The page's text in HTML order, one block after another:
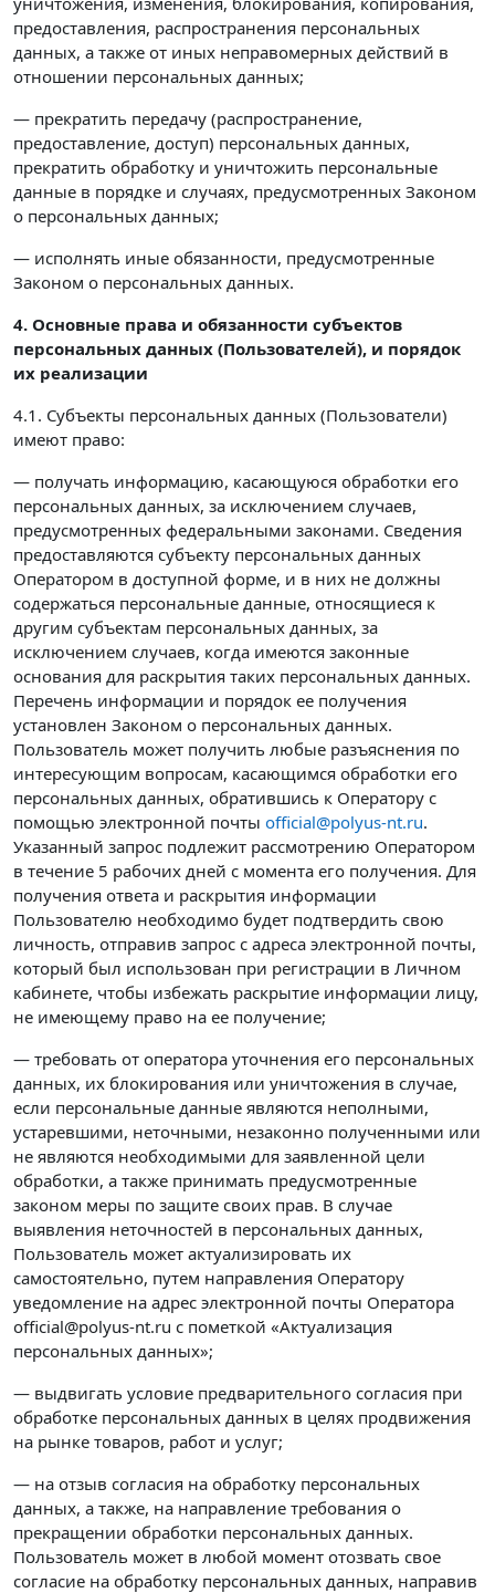
предоставления, распространения персональных
данных, а также от иных неправомерных действий в
отношении персональных данных;
— прекратить передачу (распространение,
предоставление, доступ) персональных данных,
прекратить обработку и уничтожить персональные
данные в порядке и случаях, предусмотренных Законом
о персональных данных;
— исполнять иные обязанности, предусмотренные
Законом о персональных данных.
4. Основные права и обязанности субъектов
персональных данных (Пользователей), и порядок
их реализации
4.1. Субъекты персональных данных (Пользователи)
имеют право:
— получать информацию, касающуюся обработки его
персональных данных, за исключением случаев,
предусмотренных федеральными законами. Сведения
предоставляются субъекту персональных данных
Оператором в доступной форме, и в них не должны
содержаться персональные данные, относящиеся к
другим субъектам персональных данных, за
исключением случаев, когда имеются законные
основания для раскрытия таких персональных данных.
Перечень информации и порядок ее получения
установлен Законом о персональных данных.
Пользователь может получить любые разъяснения по
интересующим вопросам, касающимся обработки его
персональных данных, обратившись к Оператору с
помощью электронной почты official@polyus-nt.ru.
Указанный запрос подлежит рассмотрению Оператором
в течение 5 рабочих дней с момента его получения. Для
получения ответа и раскрытия информации
Пользователю необходимо будет подтвердить свою
личность, отправив запрос с адреса электронной почты,
который был использован при регистрации в Личном
кабинете, чтобы избежать раскрытие информации лицу,
не имеющему право на ее получение;
— требовать от оператора уточнения его персональных
данных, их блокирования или уничтожения в случае,
если персональные данные являются неполными,
устаревшими, неточными, незаконно полученными или
не являются необходимыми для заявленной цели
обработки, а также принимать предусмотренные
законом меры по защите своих прав. В случае
выявления неточностей в персональных данных,
Пользователь может актуализировать их
самостоятельно, путем направления Оператору
уведомление на адрес электронной почты Оператора
official@polyus-nt.ru с пометкой «Актуализация
персональных данных»;
— выдвигать условие предварительного согласия при
обработке персональных данных в целях продвижения
на рынке товаров, работ и услуг;
— на отзыв согласия на обработку персональных
данных, а также, на направление требования о
прекращении обработки персональных данных.
Пользователь может в любой момент отозвать свое
согласие на обработку персональных данных, направив